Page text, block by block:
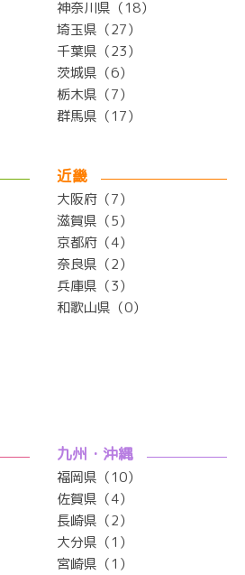
神奈川県（18）
埼玉県（27）
千葉県（23）
茨城県（6）
栃木県（7）
群馬県（17）
近畿
大阪府（7）
滋賀県（5）
京都府（4）
奈良県（2）
兵庫県（3）
和歌山県（0）
九州・沖縄
福岡県（10）
佐賀県（4）
長崎県（2）
大分県（1）
宮崎県（1）